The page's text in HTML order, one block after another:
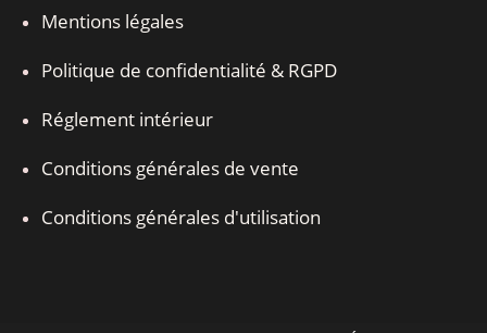
Mentions légales
Politique de confidentialité & RGPD
Réglement intérieur
Conditions générales de vente
Conditions générales d'utilisation